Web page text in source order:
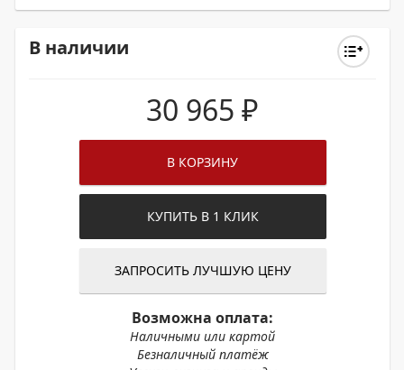
В наличии
30 965 ₽
В КОРЗИНУ
КУПИТЬ В 1 КЛИК
ЗАПРОСИТЬ ЛУЧШУЮ ЦЕНУ
Возможна оплата:
Наличными или картой
Безналичный платёж